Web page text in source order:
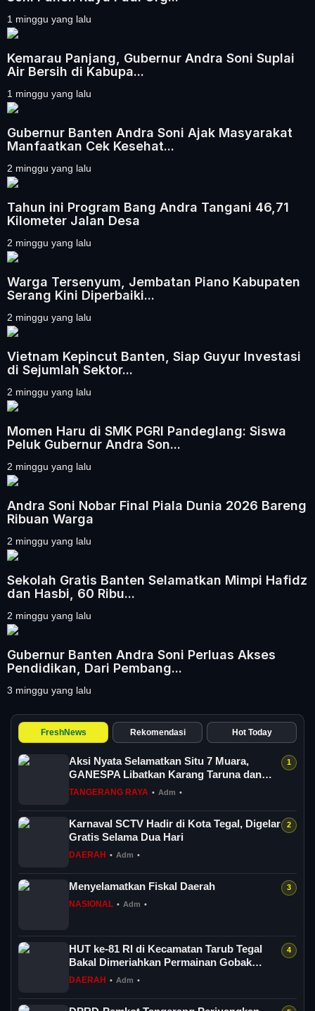
1 minggu yang lalu
Kemarau Panjang, Gubernur Andra Soni Suplai
Air Bersih di Kabupa...
1 minggu yang lalu
Gubernur Banten Andra Soni Ajak Masyarakat
Manfaatkan Cek Kesehat...
2 minggu yang lalu
Tahun ini Program Bang Andra Tangani 46,71
Kilometer Jalan Desa
2 minggu yang lalu
Warga Tersenyum, Jembatan Piano Kabupaten
Serang Kini Diperbaiki...
2 minggu yang lalu
Vietnam Kepincut Banten, Siap Guyur Investasi
di Sejumlah Sektor...
2 minggu yang lalu
Momen Haru di SMK PGRI Pandeglang: Siswa
Peluk Gubernur Andra Son...
2 minggu yang lalu
Andra Soni Nobar Final Piala Dunia 2026 Bareng
Ribuan Warga
2 minggu yang lalu
Sekolah Gratis Banten Selamatkan Mimpi Hafidz
dan Hasbi, 60 Ribu...
2 minggu yang lalu
Gubernur Banten Andra Soni Perluas Akses
Pendidikan, Dari Pembang...
3 minggu yang lalu
FreshNews Rekomendasi Hot Today
Aksi Nyata Selamatkan Situ 7 Muara,
GANESPA Libatkan Karang Taruna dan
Komunitas
TANGERANG RAYA • Adm •
Karnaval SCTV Hadir di Kota Tegal, Digelar
Gratis Selama Dua Hari
DAERAH • Adm •
Menyelamatkan Fiskal Daerah
NASIONAL • Adm •
HUT ke-81 RI di Kecamatan Tarub Tegal
Bakal Dimeriahkan Permainan Gobak
Sodor
DAERAH • Adm •